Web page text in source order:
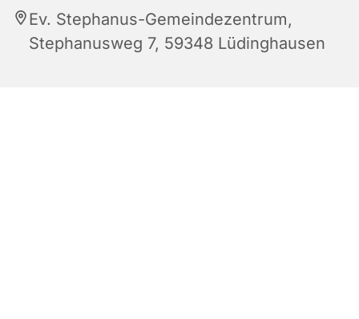
Ev. Stephanus-Gemeindezentrum,
Stephanusweg 7, 59348 Lüdinghausen